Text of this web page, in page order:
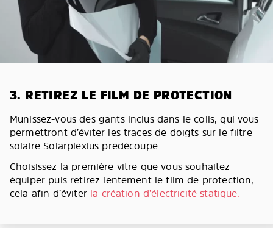
3. RETIREZ LE FILM DE PROTECTION
Munissez-vous des gants inclus dans le colis, qui vous
permettront d’éviter les traces de doigts sur le filtre
solaire Solarplexius prédécoupé.
Choisissez la première vitre que vous souhaitez
équiper puis retirez lentement le film de protection,
cela afin d’éviter la création d’électricité statique.